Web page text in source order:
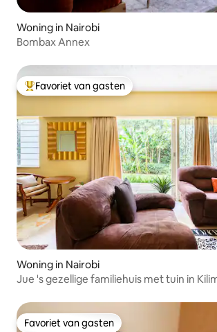
Woning in Nairobi
Bombax Annex
Topfavoriet van gasten
Favoriet van gasten
Woning in Nairobi
Jue 's gezellige familiehuis met tuin in
Favoriet van gasten
Favoriet van gasten